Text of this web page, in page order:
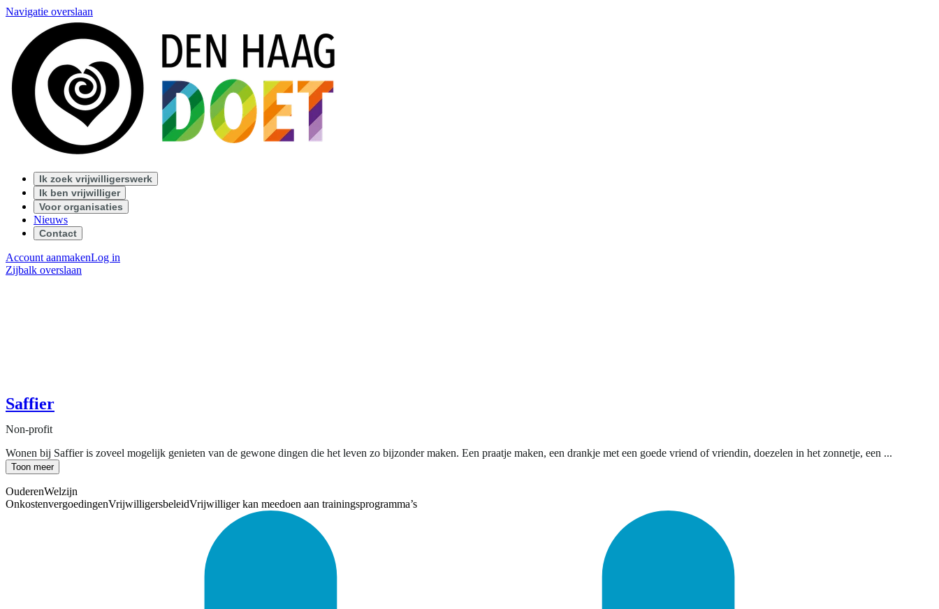
Navigatie overslaan
Ik zoek vrijwilligerswerk
Ik ben vrijwilliger
Voor organisaties
Nieuws
Contact
Account aanmakenLog in
Zijbalk overslaan
Saffier
Non-profit
Wonen bij Saffier is zoveel mogelijk genieten van de gewone dingen die het leven zo bijzonder maken. Een praatje maken, een drankje met een goede vriend of vriendin, doezelen in het zonnetje, een ...
Toon meer
OuderenWelzijn
OnkostenvergoedingenVrijwilligersbeleidVrijwilliger kan meedoen aan trainingsprogramma’s